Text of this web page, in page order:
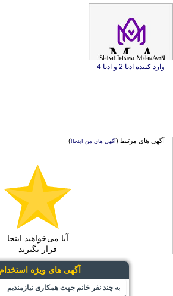
وارد کننده ادتا 2 و ادتا 4
آگهی های مرتبط (آگهی های من اینجا!)
آیا می‌خواهید اینجا
قرار بگیرید
آگهی های ویژه استخدام
به چند نفر خانم جهت همکاری نیازمندیم